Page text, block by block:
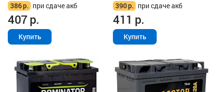
386р. при сдаче акб
407р.
Купить
390р. при сдаче акб
411 р.
Купить